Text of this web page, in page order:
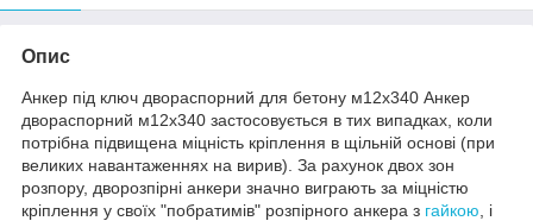
Опис
Анкер під ключ двораспорний для бетону м12х340 Анкер
двораспорний м12х340 застосовується в тих випадках, коли
потрібна підвищена міцність кріплення в щільній основі (при
великих навантаженнях на вирив). За рахунок двох зон
розпору, дворозпірні анкери значно виграють за міцністю
кріплення у своїх "побратимів" розпірного анкера з гайкою , і